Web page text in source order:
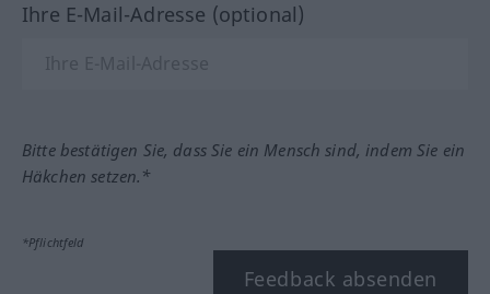
Ihre E-Mail-Adresse (optional)
Bitte bestätigen Sie, dass Sie ein Mensch sind, indem Sie ein
Häkchen setzen.*
*Pflichtfeld
Feedback absenden